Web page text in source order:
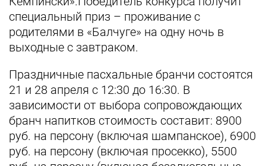
специальный приз – проживание с
родителями в «Балчуге» на одну ночь в
выходные с завтраком.
Праздничные пасхальные бранчи состоятся
21 и 28 апреля с 12:30 до 16:30. В
зависимости от выбора сопровождающих
бранч напитков стоимость составит: 8900
руб. на персону (включая шампанское), 6900
руб. на персону (включая просекко), 5500